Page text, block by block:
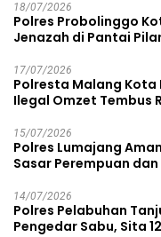
18/07/2026
Polres Probolinggo
Jenazah di Pantai
17/07/2026
Polresta Malang Kota
Ilegal Omzet Tembus
15/07/2026
Polres Lumajang
Sasar Perempuan dan
14/07/2026
Polres Pelabuhan
Pengedar Sabu, Sita